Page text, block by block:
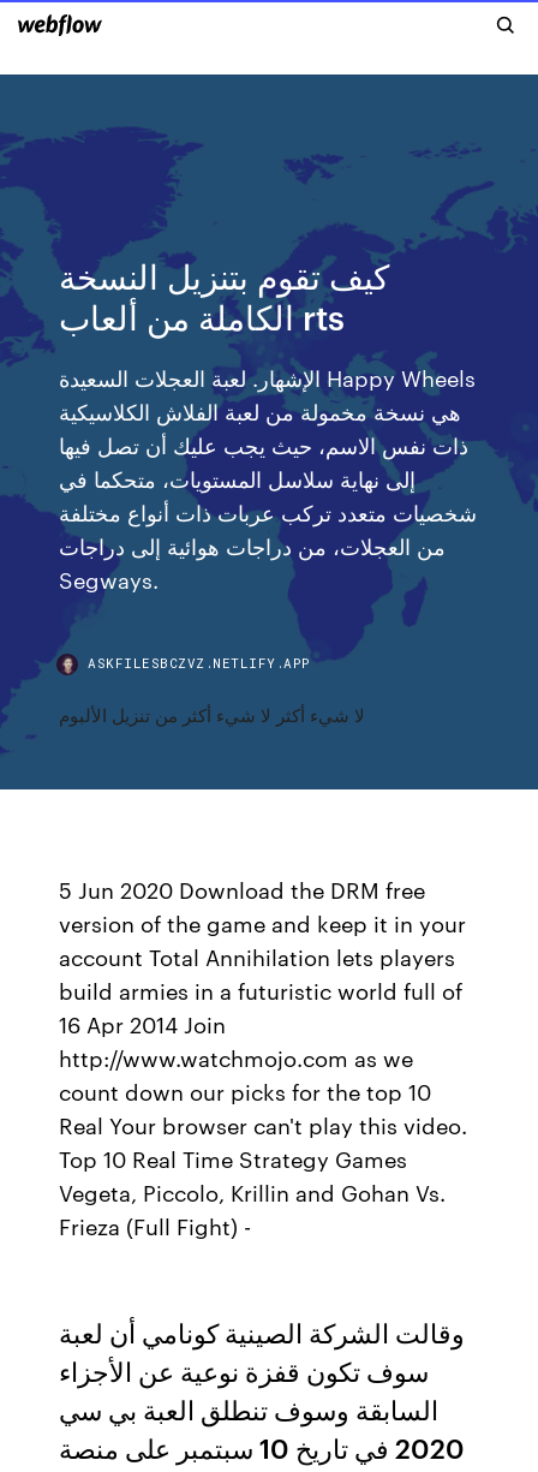
كيف تقوم بتنزيل النسخة
الكاملة من ألعاب rts
الإشهار. لعبة العجلات السعيدة Happy Wheels
هي نسخة مخمولة من لعبة الفلاش الكلاسيكية
ذات نفس الاسم، حيث يجب عليك أن تصل فيها
إلى نهاية سلاسل المستويات، متحكما في
شخصيات متعدد تركب عربات ذات أنواع مختلفة
من العجلات، من دراجات هوائية إلى دراجات
Segways.
ASKFILESBCZVZ.NETLIFY.APP
لا شيء أكثر لا شيء أكثر من تنزيل الألبوم
5 Jun 2020 Download the DRM free
version of the game and keep it in your
account Total Annihilation lets players
build armies in a futuristic world full of
16 Apr 2014 Join
http://www.watchmojo.com as we
count down our picks for the top 10
Real Your browser can't play this video.
Top 10 Real Time Strategy Games
Vegeta, Piccolo, Krillin and Gohan Vs.
Frieza (Full Fight) -
وقالت الشركة الصينية كونامي أن لعبة
سوف تكون قفزة نوعية عن الأجزاء
السابقة وسوف تنطلق العبة بي سي
2020 في تاريخ 10 سبتمبر على منصة